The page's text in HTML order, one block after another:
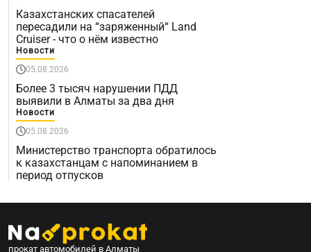
Казахстанских спасателей
пересадили на “заряженный“ Land
Cruiser - что о нём известно
Новости
05.08.2026
Более 3 тысяч нарушении ПДД
выявили в Алматы за два дня
Новости
05.08.2026
Министерство транспорта обратилось
к казахстанцам с напоминанием в
период отпусков
прокат автомобилей в Алматы